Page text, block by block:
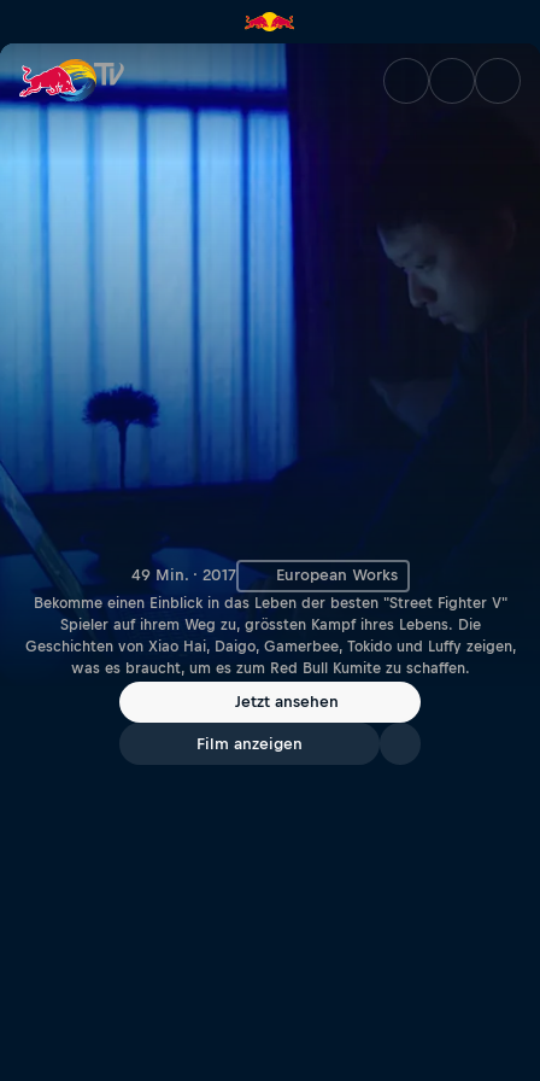
The Art of Street Fighting |
49 Min. · 2017 European Works
Bekomme einen Einblick in das Leben der besten "Street Fighter V"
Spieler auf ihrem Weg zu, grössten Kampf ihres Lebens. Die
Geschichten von Xiao Hai, Daigo, Gamerbee, Tokido und Luffy zeigen,
was es braucht, um es zum Red Bull Kumite zu schaffen.
Jetzt ansehen
Film anzeigen